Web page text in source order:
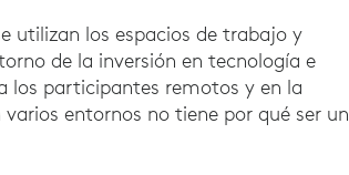
utilizan los espacios de trabajo y
de la inversión en tecnología e
los participantes remotos y en la
entornos no tiene por qué ser un